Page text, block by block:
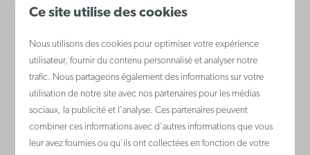
Ce site utilise des cookies
Nous utilisons des cookies pour optimiser votre expérience
utilisateur, fournir du contenu personnalisé et analyser notre
trafic. Nous partageons également des informations sur votre
utilisation de notre site avec nos partenaires pour les médias
sociaux, la publicité et l'analyse. Ces partenaires peuvent
combiner ces informations avec d'autres informations que vous
leur avez fournies ou qu'ils ont collectées en fonction de votre